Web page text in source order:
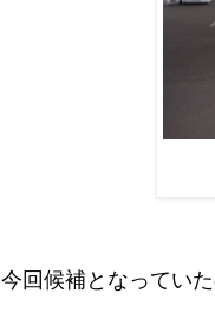
今回候補となってい